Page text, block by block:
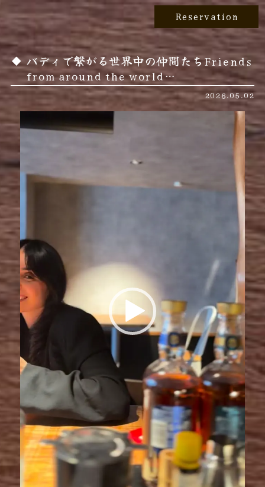
Reservation
バディで繋がる世界中の仲間たちFriends
from around the world…
2026.05.02
プ
レ
ー
ヤ
ー